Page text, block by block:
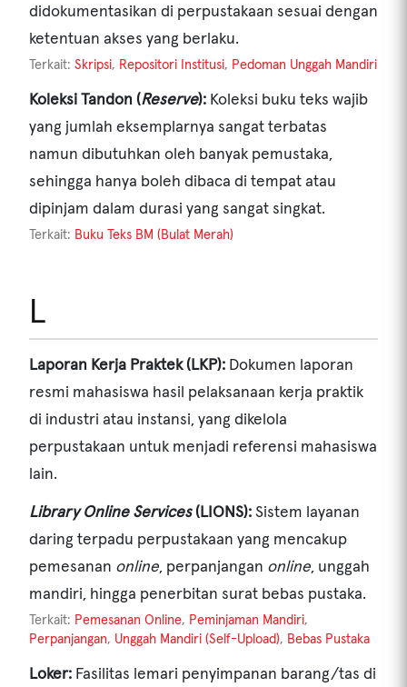
didokumentasikan di perpustakaan sesuai dengan
ketentuan akses yang berlaku.
Terkait: Skripsi, Repositori Institusi, Pedoman Unggah Mandiri
Koleksi Tandon (Reserve): Koleksi buku teks wajib
yang jumlah eksemplarnya sangat terbatas
namun dibutuhkan oleh banyak pemustaka,
sehingga hanya boleh dibaca di tempat atau
dipinjam dalam durasi yang sangat singkat.
Terkait: Buku Teks BM (Bulat Merah)
L
Laporan Kerja Praktek (LKP): Dokumen laporan
resmi mahasiswa hasil pelaksanaan kerja praktik
di industri atau instansi, yang dikelola
perpustakaan untuk menjadi referensi mahasiswa
lain.
Library Online Services(LIONS):Sistem layanan
daring terpadu perpustakaan yang mencakup
pemesanan online, perpanjangan online, unggah
mandiri, hingga penerbitan surat bebas pustaka.
Terkait: Pemesanan Online, Peminjaman Mandiri,
Perpanjangan, Unggah Mandiri (Self-Upload), Bebas Pustaka
Loker: Fasilitas lemari penyimpanan barang/tas di